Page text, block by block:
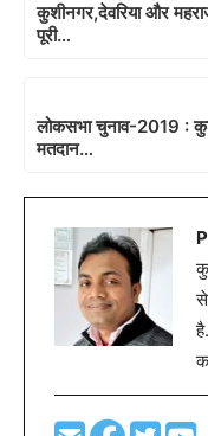
कुशीनगर,देवरिया और
पूरी…
लोकसभा चुनाव-2019 :
मतदान…